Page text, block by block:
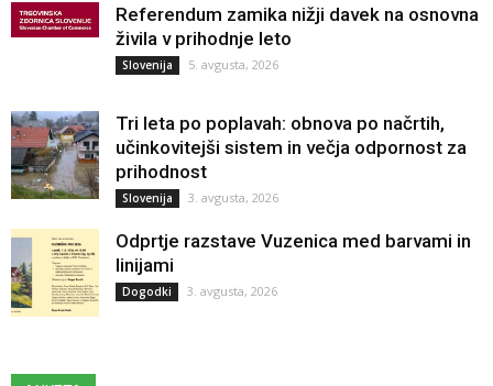
Referendum zamika nižji davek na osnovna
živila v prihodnje leto
Slovenija 5. avgusta, 2026
Tri leta po poplavah: obnova po načrtih,
učinkovitejši sistem in večja odpornost za
prihodnost
Slovenija 3. avgusta, 2026
Odprtje razstave Vuzenica med barvami in
linijami
Dogodki 3. avgusta, 2026